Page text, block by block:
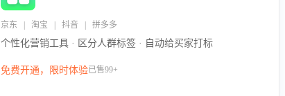
京东 | 淘宝 | 抖音 | 拼多多
个性化营销工具 · 区分人群标签 · 自动给买家打标
免费开通，限时体验已售99+